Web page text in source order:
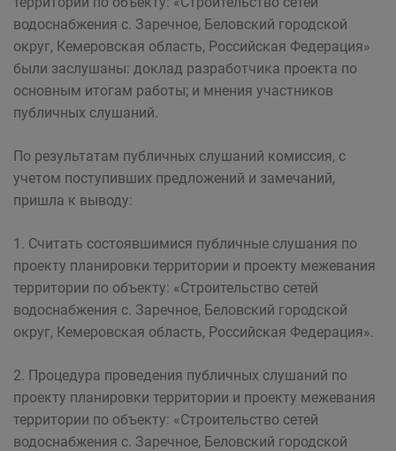
водоснабжения с. Заречное, Беловский городской
округ, Кемеровская область, Российская Федерация»
были заслушаны: доклад разработчика проекта по
основным итогам работы; и мнения участников
публичных слушаний.
По результатам публичных слушаний комиссия, с
учетом поступивших предложений и замечаний,
пришла к выводу:
1. Считать состоявшимися публичные слушания по
проекту планировки территории и проекту межевания
территории по объекту: «Строительство сетей
водоснабжения с. Заречное, Беловский городской
округ, Кемеровская область, Российская Федерация».
2. Процедура проведения публичных слушаний по
проекту планировки территории и проекту межевания
территории по объекту: «Строительство сетей
водоснабжения с. Заречное, Беловский городской